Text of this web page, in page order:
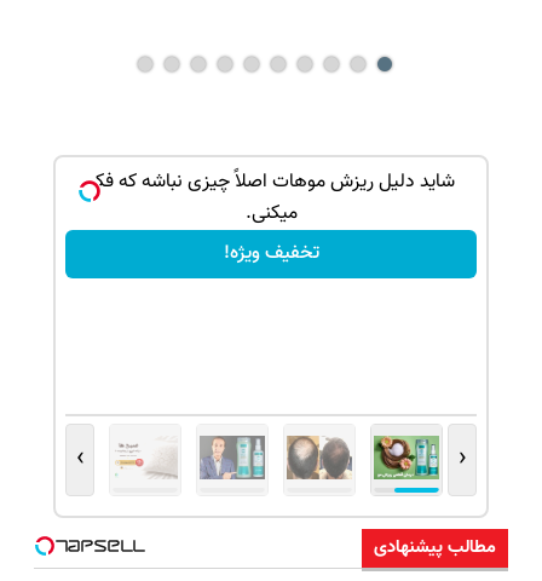
شاید دلیل ریزش موهات اصلاً چیزی نباشه که فکر
میکنی.
تخفیف ویژه!
‹
›
مطالب پیشنهادی